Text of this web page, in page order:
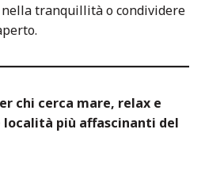
tranquillità o condividere
chi cerca mare, relax e
più affascinanti del